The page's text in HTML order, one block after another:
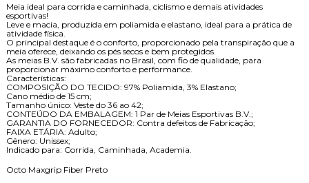
Meia ideal para corrida e caminhada, ciclismo e demais atividades
esportivas!
Leve e macia, produzida em poliamida e elastano, ideal para a prática de
atividade física.
O principal destaque é o conforto, proporcionado pela transpiração que a
meia oferece, deixando os pés secos e bem protegidos.
As meias B.V. são fabricadas no Brasil, com fio de qualidade, para
proporcionar máximo conforto e performance.
Características:
COMPOSIÇÃO DO TECIDO: 97% Poliamida, 3% Elastano;
Cano médio de 15 cm;
Tamanho único: Veste do 36 ao 42;
CONTEÚDO DA EMBALAGEM: 1 Par de Meias Esportivas B.V.;
GARANTIA DO FORNECEDOR: Contra defeitos de Fabricação;
FAIXA ETÁRIA: Adulto;
Gênero: Unissex;
Indicado para: Corrida, Caminhada, Academia.
Octo Maxgrip Fiber Preto